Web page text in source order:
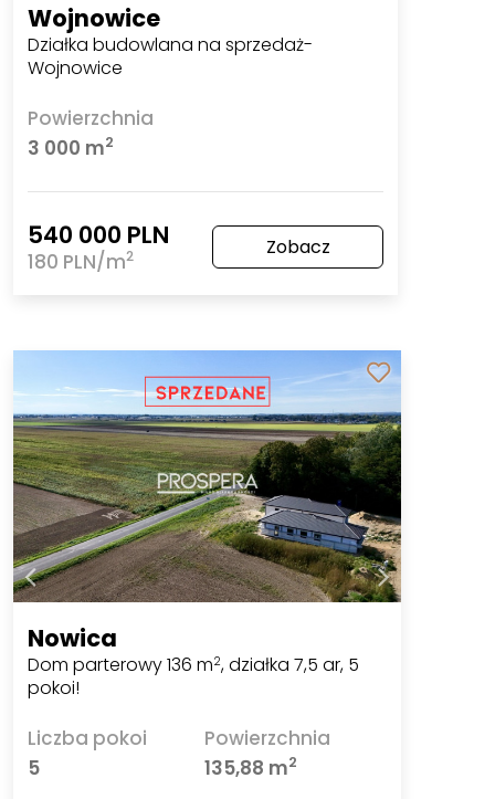
Wojnowice
Działka budowlana na sprzedaż-
Wojnowice
Powierzchnia
3 000 m2
540 000 PLN
180 PLN/m2 Zobacz
Nowica
Dom parterowy 136 m2, działka 7,5 ar, 5
pokoi!
Liczba pokoi
5
Powierzchnia
135,88 m2